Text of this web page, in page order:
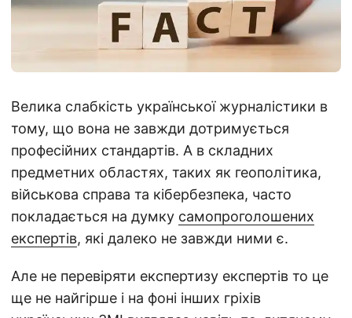
Велика слабкість української журналістики в
тому, що вона не завжди дотримується
професійних стандартів. А в складних
предметних областях, таких як геополітика,
військова справа та кібербезпека, часто
покладається на думку самопроголошених
експертів, які далеко не завжди ними є.
Але не перевіряти експертизу експертів то це
ще не найгірше і на фоні інших гріхів